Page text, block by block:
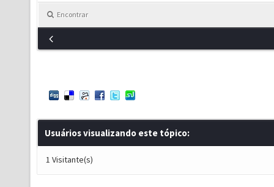
Encontrar
Usuários visualizando este tópico:
1 Visitante(s)